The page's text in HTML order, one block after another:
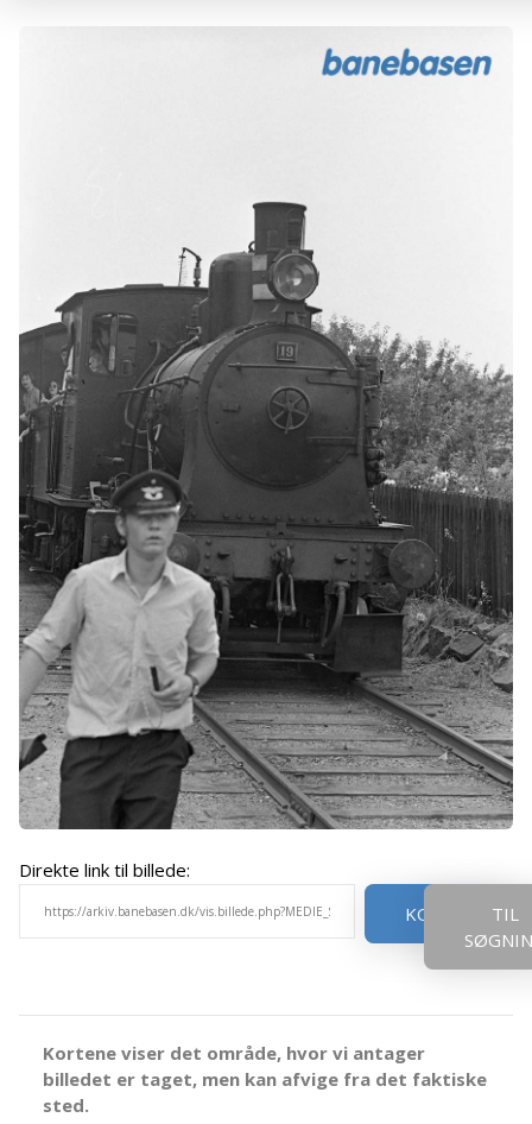
Direkte link til billede:
KOPIER
TIL
Kortene viser det område, hvor vi antager
billedet er taget, men kan afvige fra det faktiske
sted.